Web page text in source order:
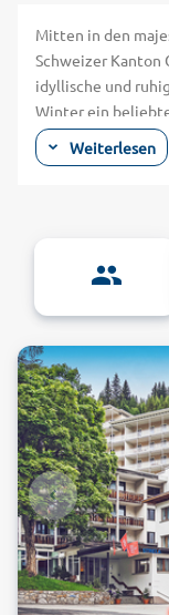
Mitten in den
Schweizer Kanton
idyllische und
Winter ein
architektonisch
überraschen innen
Genießen Sie
Hotelrestaurant
die mächtigen
Von Ihrem Hotel
Wandertouren
gibt es mehr als
Wanderwege, die
zu ewigen
beginnen indes
gemütliche
Sie dabei immer
können mit
Weiterlesen